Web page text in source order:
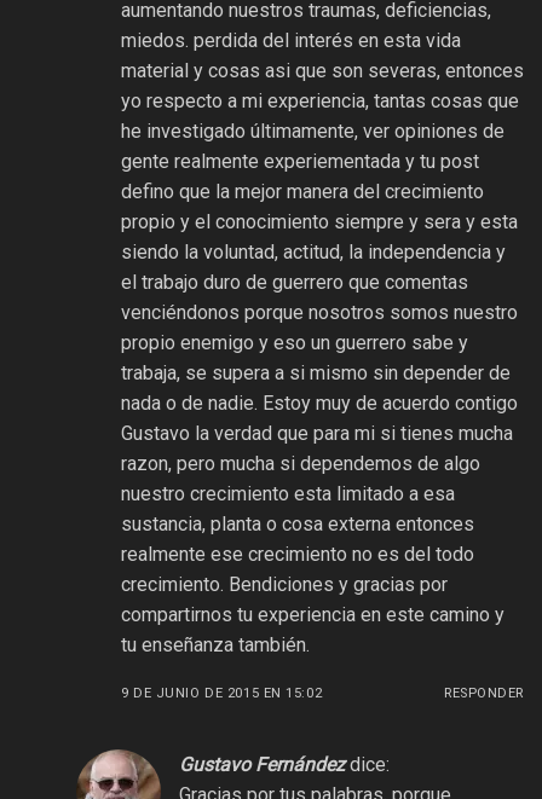
aumentando nuestros traumas, deficiencias,
miedos. perdida del interés en esta vida
material y cosas asi que son severas, entonces
yo respecto a mi experiencia, tantas cosas que
he investigado últimamente, ver opiniones de
gente realmente experiementada y tu post
defino que la mejor manera del crecimiento
propio y el conocimiento siempre y sera y esta
siendo la voluntad, actitud, la independencia y
el trabajo duro de guerrero que comentas
venciéndonos porque nosotros somos nuestro
propio enemigo y eso un guerrero sabe y
trabaja, se supera a si mismo sin depender de
nada o de nadie. Estoy muy de acuerdo contigo
Gustavo la verdad que para mi si tienes mucha
razon, pero mucha si dependemos de algo
nuestro crecimiento esta limitado a esa
sustancia, planta o cosa externa entonces
realmente ese crecimiento no es del todo
crecimiento. Bendiciones y gracias por
compartirnos tu experiencia en este camino y
tu enseñanza también.
9 DE JUNIO DE 2015 EN 15:02 RESPONDER
Gustavo Fernández dice: